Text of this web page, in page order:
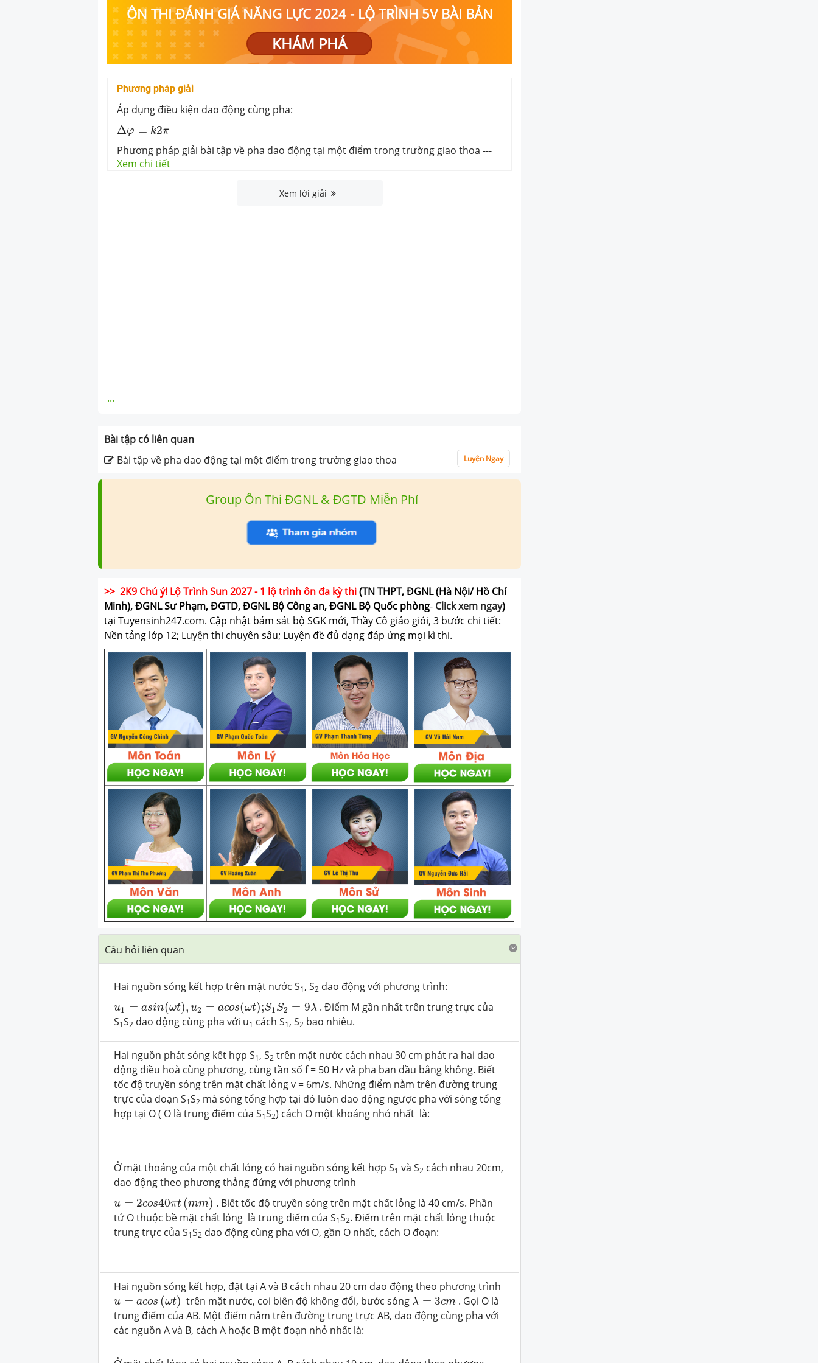
ÔN THI ĐÁNH GIÁ NĂNG LỰC 2024 - LỘ TRÌNH 5V BÀI BẢN
KHÁM PHÁ
Phương pháp giải
Áp dụng điều kiện dao động cùng pha:
Δφ = k2π
Δφ= 2π
Phương pháp giải bài tập về pha dao động tại một điểm trong trường giao thoa ---
Xem chi tiết
Xem lời giải
...
Bài tập có liên quan
Bài tập về pha dao động tại một điểm trong trường giao thoa
Luyện Ngay
Group Ôn Thi ĐGNL & ĐGTD Miễn Phí
>> 2K9 Chú ý! Lộ Trình Sun 2027 - 1 lộ trình ôn đa kỳ thi(TN THPT, ĐGNL (Hà Nội/ Hồ Chí
Minh), ĐGNL Sư Phạm, ĐGTD, ĐGNL Bộ Công an, ĐGNL Bộ Quốc phòng- Click xem ngay)
tại Tuyensinh247.com. Cập nhật bám sát bộ SGK mới, Thầy Cô giáo giỏi, 3 bước chi tiết:
Nền tảng lớp 12; Luyện thi chuyên sâu; Luyện đề đủ dạng đáp ứng mọi kì thi.
Câu hỏi liên quan
Hai nguồn sóng kết hợp trên mặt nước S1, S2 dao động với phương trình:
u1 = asin(ωt), u2 = acos(ωt);S1S2 = 9λ
u sin(ωt ),u 2= os(ωt) S1S2 =9
. Điểm M gần nhất trên trung trực của
S1S2 dao động cùng pha với u1 cách S1, S2 bao nhiêu.
Hai nguồn phát sóng kết hợp S1, S2 trên mặt nước cách nhau 30 cm phát ra hai dao
động điều hoà cùng phương, cùng tần số f = 50 Hz và pha ban đầu bằng không. Biết
tốc độ truyền sóng trên mặt chất lỏng v = 6m/s. Những điểm nằm trên đường trung
trực của đoạn S1S2 mà sóng tổng hợp tại đó luôn dao động ngược pha với sóng tổng
hợp tại O ( O là trung điểm của S1S2) cách O một khoảng nhỏ nhất là:
Ở mặt thoáng của một chất lỏng có hai nguồn sóng kết hợp S1 và S2 cách nhau 20cm,
dao động theo phương thẳng đứng với phương trình
u = 2cos40πt (mm)
u cos40πt(mm)
. Biết tốc độ truyền sóng trên mặt chất lỏng là 40 cm/s. Phần
tử O thuộc bề mặt chất lỏng là trung điểm của S1S2. Điểm trên mặt chất lỏng thuộc
trung trực của S1S2 dao động cùng pha với O, gần O nhất, cách O đoạn:
Hai nguồn sóng kết hợp, đặt tại A và B cách nhau 20 cm dao động theo phương trình
u = acos (ωt)
u=acos(ωt) trên mặt nước, coi biên độ không đổi, bước sóng λ = 3cm
λ=3cm
. Gọi O là
trung điểm của AB. Một điểm nằm trên đường trung trực AB, dao động cùng pha với
các nguồn A và B, cách A hoặc B một đoạn nhỏ nhất là: